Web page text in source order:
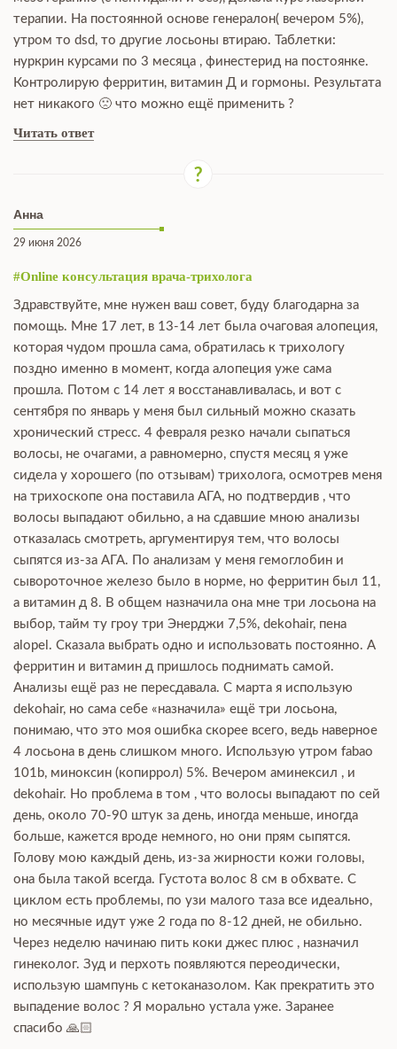
терапии. На постоянной основе генералон( вечером 5%),
утром то dsd, то другие лосьоны втираю. Таблетки:
нуркрин курсами по 3 месяца , финестерид на постоянке.
Контролирую ферритин, витамин Д и гормоны. Результата
нет никакого 🙁 что можно ещё применить ?
Читать ответ
Анна
29 июня 2026
#Online консультация врача-трихолога
Здравствуйте, мне нужен ваш совет, буду благодарна за
помощь. Мне 17 лет, в 13-14 лет была очаговая алопеция,
которая чудом прошла сама, обратилась к трихологу
поздно именно в момент, когда алопеция уже сама
прошла. Потом с 14 лет я восстанавливалась, и вот с
сентября по январь у меня был сильный можно сказать
хронический стресс. 4 февраля резко начали сыпаться
волосы, не очагами, а равномерно, спустя месяц я уже
сидела у хорошего (по отзывам) трихолога, осмотрев меня
на трихоскопе она поставила АГА, но подтвердив , что
волосы выпадают обильно, а на сдавшие мною анализы
отказалась смотреть, аргументируя тем, что волосы
сыпятся из-за АГА. По анализам у меня гемоглобин и
сывороточное железо было в норме, но ферритин был 11,
а витамин д 8. В общем назначила она мне три лосьона на
выбор, тайм ту гроу три Энерджи 7,5%, dekohair, пена
alopel. Сказала выбрать одно и использовать постоянно. А
ферритин и витамин д пришлось поднимать самой.
Анализы ещё раз не пересдавала. С марта я использую
dekohair, но сама себе «назначила» ещё три лосьона,
понимаю, что это моя ошибка скорее всего, ведь наверное
4 лосьона в день слишком много. Использую утром fabao
101b, миноксин (копиррол) 5%. Вечером аминексил , и
dekohair. Но проблема в том , что волосы выпадают по сей
день, около 70-90 штук за день, иногда меньше, иногда
больше, кажется вроде немного, но они прям сыпятся.
Голову мою каждый день, из-за жирности кожи головы,
она была такой всегда. Густота волос 8 см в обхвате. С
циклом есть проблемы, по узи малого таза все идеально,
но месячные идут уже 2 года по 8-12 дней, не обильно.
Через неделю начинаю пить коки джес плюс , назначил
гинеколог. Зуд и перхоть появляются переодически,
использую шампунь с кетоканазолом. Как прекратить это
выпадение волос ? Я морально устала уже. Заранее
спасибо 🙏🏻